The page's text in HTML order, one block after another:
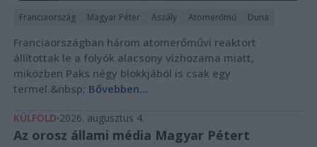
Franciaország Magyar Péter Aszály Atomerőmű Duna
Franciaországban három atomerőművi reaktort
állítottak le a folyók alacsony vízhozama miatt,
miközben Paks négy blokkjából is csak egy
termel.&nbsp; Bővebben...
KÜLFÖLD 2026. augusztus 4.
Az orosz állami média Magyar Pétert